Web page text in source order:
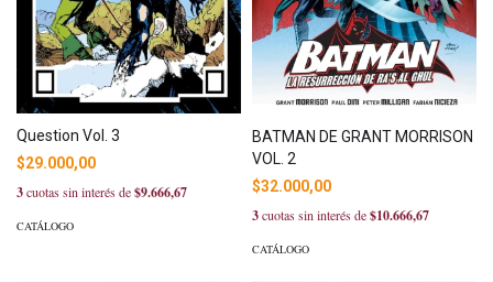
Question Vol. 3
$29.000,00
3cuotas sin interés de$9.666,67
CATÁLOGO
BATMAN DE GRANT MORRISON
VOL. 2
$32.000,00
3cuotas sin interés de$10.666,67
CATÁLOGO